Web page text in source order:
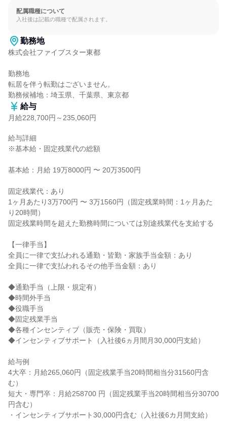
配属職種について
入社後は記載の職種で配属されます。
勤務地
株式会社ファイブスター東都
勤務地
転居を伴う転勤はございません。
勤務候補地：埼玉県、千葉県、東京都
給与
月給228,700円～235,060円
給与詳細
※基本給・固定残業代の総額
基本給：月給 19万8000円 〜 20万3500円
固定残業代：あり
1ヶ月あたり3万700円 〜 3万1560円（固定残業時間：1ヶ月あた
り20時間）
固定残業時間を超えた勤務時間については別途残業代を支給する
【一律手当】
全員に一律で支払われる通勤・皆勤・家族手当金額：あり
全員に一律で支払われるその他手当金額：あり
◆通勤手当（上限・規定有）
◆時間外手当
◆役職手当
◆固定残業手当
◆各種インセンティブ（販売・保険・買取）
◆インセンティブサポート（入社後6ヵ月間月30,000円支給）
給与例
4大卒：月給265,060円（固定残業手当20時間相当分31560円含
む）
短大・専門卒：月給258700 円（固定残業手当20時間相当分30700
円含む）
・インセンティブサポート30,000円含む（入社後6カ月間支給）